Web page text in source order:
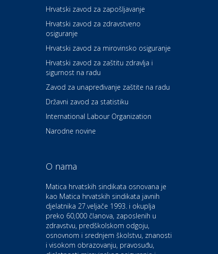
Zdravlje i osiguranje
Povoljnosti
Dental Sudar
Dom i dizajn
Euro-vrt – kosilice, motorne
Odmor
Bistrica
Auto-moto i tehnika
CIAK Auto d.o.o.
Hrvatski zavod za zapošljavanje
Hrvatski zavod za zdravstveno
osiguranje
Hrvatski zavod za mirovinsko osiguranje
Hrvatski zavod za zaštitu zdravlja i
sigurnost na radu
Zavod za unapređivanje zaštite na radu
Državni zavod za statistiku
International Labour Organization
Narodne novine
O nama
Matica hrvatskih sindikata osnovana je
kao Matica hrvatskih sindikata javnih
djelatnika 27.veljače 1993. i okuplja
preko 60,000 članova, zaposlenih u
zdravstvu, predškolskom odgoju,
osnovnom i srednjem školstvu, znanosti
i visokom obrazovanju, pravosuđu,